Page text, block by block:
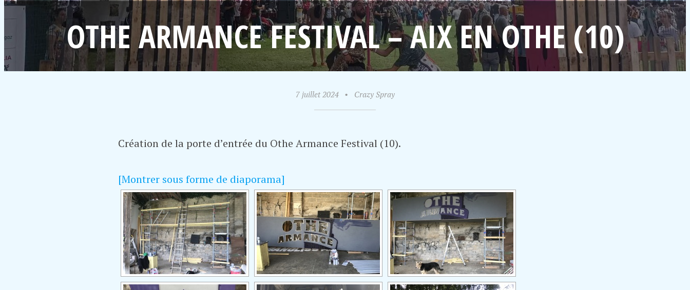
OTHE ARMANCE FESTIVAL – AIX EN OTHE (10)
7 juillet 2024 • Crazy Spray
Création de la porte d’entrée du Othe Armance Festival (10).
[Montrer sous forme de diaporama]